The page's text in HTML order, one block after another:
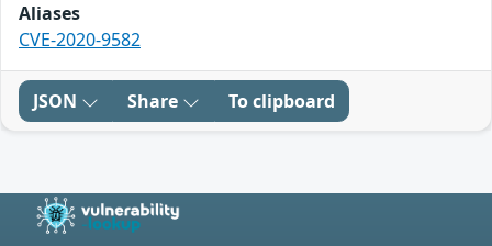
Aliases
CVE-2020-9582
JSON Share To clipboard